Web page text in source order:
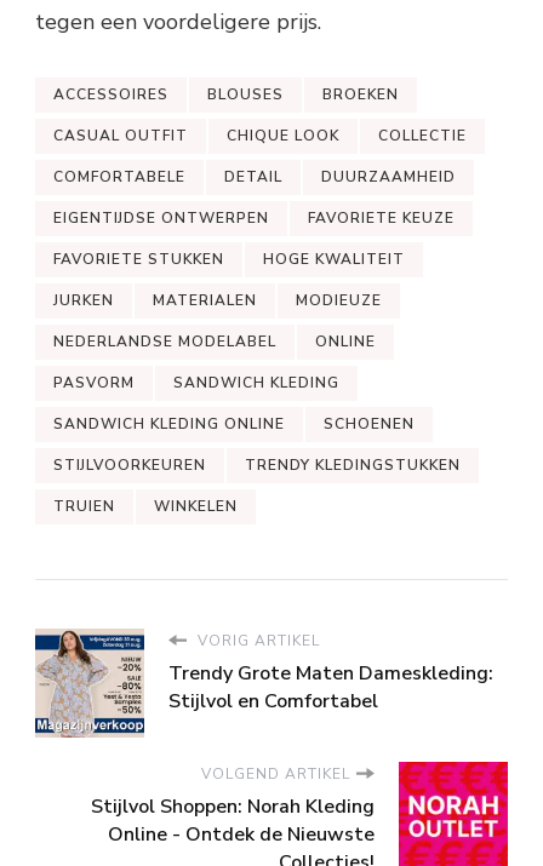
tegen een voordeligere prijs.
ACCESSOIRES BLOUSES BROEKEN
CASUAL OUTFIT CHIQUE LOOK COLLECTIE
COMFORTABELE DETAIL DUURZAAMHEID
EIGENTIJDSE ONTWERPEN FAVORIETE KEUZE
FAVORIETE STUKKEN HOGE KWALITEIT
JURKEN MATERIALEN MODIEUZE
NEDERLANDSE MODELABEL ONLINE
PASVORM SANDWICH KLEDING
SANDWICH KLEDING ONLINE SCHOENEN
STIJLVOORKEUREN TRENDY KLEDINGSTUKKEN
TRUIEN WINKELEN
VORIG ARTIKEL
Trendy Grote Maten Dameskleding:
Stijlvol en Comfortabel
VOLGEND ARTIKEL
Stijlvol Shoppen: Norah Kleding
Online - Ontdek de Nieuwste